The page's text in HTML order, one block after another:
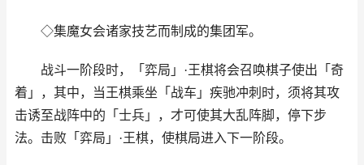
◇集魔女会诸家技艺而制成的集团军。
战斗一阶段时，「弈局」·王棋将会召唤棋子使出「奇
着」，其中，当王棋乘坐「战车」疾驰冲刺时，须将其攻
击诱至战阵中的「士兵」，才可使其大乱阵脚，停下步
法。击败「弈局」·王棋，使棋局进入下一阶段。